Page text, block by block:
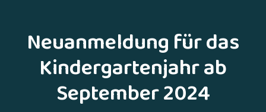
Neuanmeldung für das
Kindergartenjahr ab
September 2024